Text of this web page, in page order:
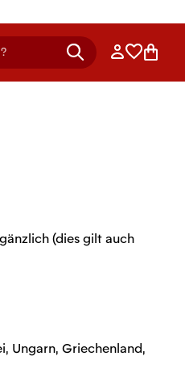
Anmelden
(dies gilt auch
Ungarn, Griechenland,